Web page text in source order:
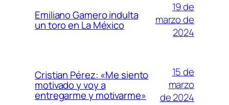
Emiliano Gamero indulta
un toro en La México
19 de
marzo de
2024
Cristian Pérez: «Me siento
motivado y voy a
entregarme y motivarme»
15 de
marzo
de 2024